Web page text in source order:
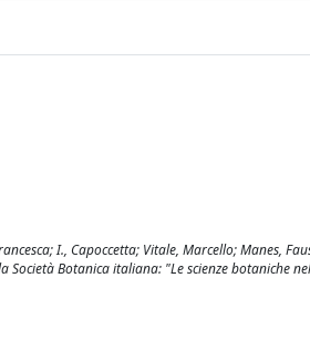
I., Capoccetta; Vitale, Marcello; Manes,
Società Botanica italiana: "Le scienze botaniche